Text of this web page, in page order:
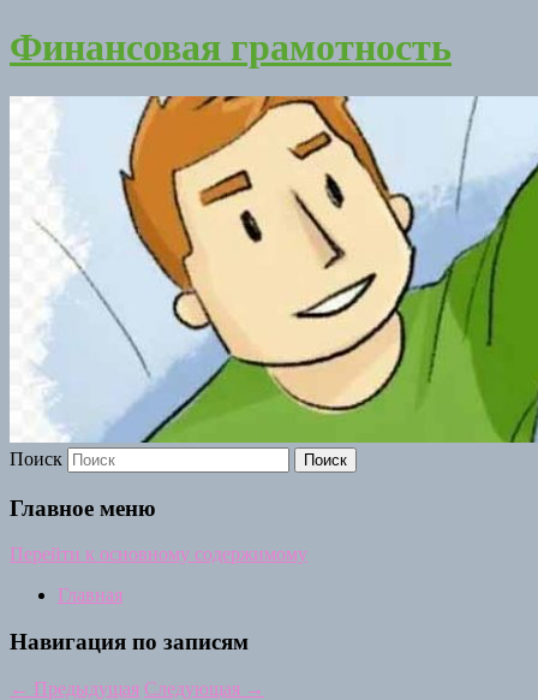
Финансовая грамотность
Поиск
Главное меню
Перейти к основному содержимому
Главная
Навигация по записям
← Предыдущая Следующая →